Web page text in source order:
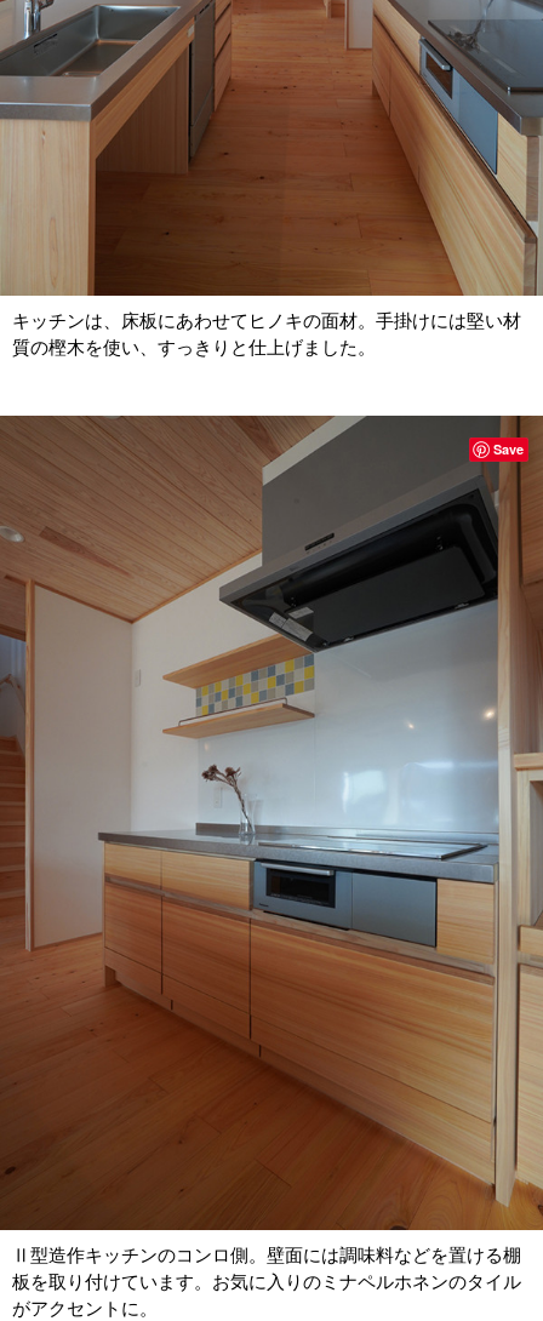
キッチンは、床板にあわせてヒノキの面材。手掛けには堅い材
質の樫木を使い、すっきりと仕上げました。
Ⅱ型造作キッチンのコンロ側。壁面には調味料などを置ける棚
板を取り付けています。お気に入りのミナペルホネンのタイル
がアクセントに。
Save